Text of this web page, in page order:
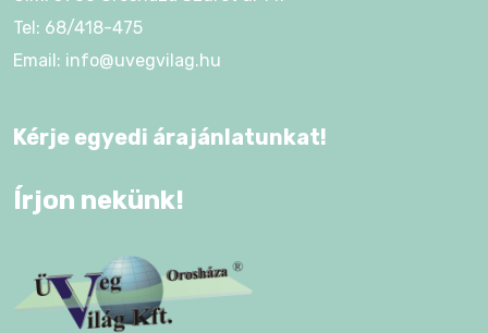
Tel: 68/418-475
Email: info@uvegvilag.hu
Kérje egyedi árajánlatunkat!
Írjon nekünk!